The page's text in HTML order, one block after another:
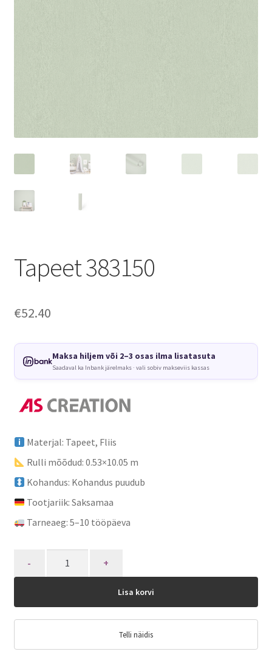
Tapeet 383150
€52.40
Maksa hiljem või 2–3 osas ilma lisatasuta
Saadaval ka Inbank järelmaks · vali sobiv makseviis kassas
Materjal: Tapeet, Fliis
Rulli mõõdud: 0.53×10.05 m
Kohandus: Kohandus puudub
Tootjariik: Saksamaa
Tarneaeg: 5–10 tööpäeva
Lisa korvi
Telli näidis